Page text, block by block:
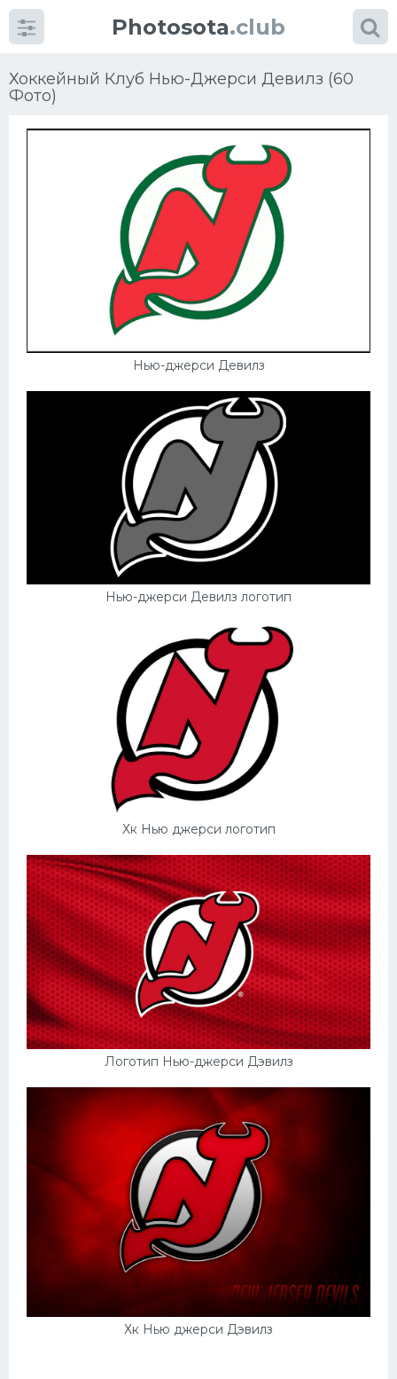
Photosota.club
Хоккейный Клуб Нью-Джерси Девилз (60
Фото)
Нью-джерси Девилз
Нью-джерси Девилз логотип
Хк Нью джерси логотип
Логотип Нью-джерси Дэвилз
Хк Нью джерси Дэвилз
Категории Фото
Еще картинки...
Велогонки
Конькобежный спорт
Интерьер квартиры